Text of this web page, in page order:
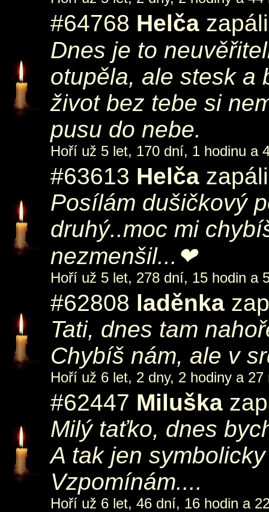
#64768 Helča
Dnes je to
otupěla, ale stesk a
život bez tebe si
pusu do nebe.
Hoří už 5 let, 170 dní, 1 hodinu a
#63613 Helča
Posílám dušičkový
druhý..moc mi
nezmenšil...❤
Hoří už 5 let, 278 dní, 15 hodin a
#62808 laděnka
Tati, dnes tam
Chybíš nám, ale v
Hoří už 6 let, 2 dny, 2 hodiny a 27
#62447 Miluška
Milý taťko, dnes
A tak jen
Vzpomínám....
Hoří už 6 let, 46 dní, 16 hodin a